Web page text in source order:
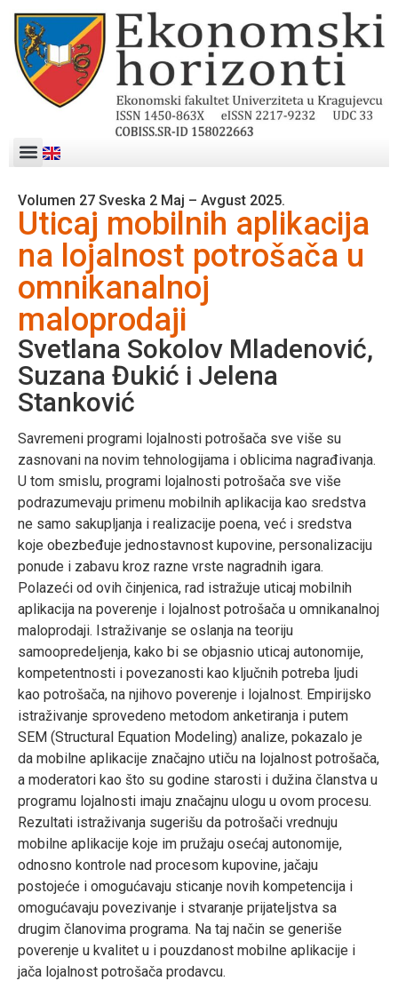
Volumen 27 Sveska 2 Maj – Avgust 2025.
Uticaj mobilnih aplikacija
na lojalnost potrošača u
omnikanalnoj
maloprodaji
Svetlana Sokolov Mladenović,
Suzana Đukić i Jelena
Stanković
Savremeni programi lojalnosti potrošača sve više su
zasnovani na novim tehnologijama i oblicima nagrađivanja.
U tom smislu, programi lojalnosti potrošača sve više
podrazumevaju primenu mobilnih aplikacija kao sredstva
ne samo sakupljanja i realizacije poena, već i sredstva
koje obezbeđuje jednostavnost kupovine, personalizaciju
ponude i zabavu kroz razne vrste nagradnih igara.
Polazeći od ovih činjenica, rad istražuje uticaj mobilnih
aplikacija na poverenje i lojalnost potrošača u omnikanalnoj
maloprodaji. Istraživanje se oslanja na teoriju
samoopredeljenja, kako bi se objasnio uticaj autonomije,
kompetentnosti i povezanosti kao ključnih potreba ljudi
kao potrošača, na njihovo poverenje i lojalnost. Empirijsko
istraživanje sprovedeno metodom anketiranja i putem
SEM (Structural Equation Modeling) analize, pokazalo je
da mobilne aplikacije značajno utiču na lojalnost potrošača,
a moderatori kao što su godine starosti i dužina članstva u
programu lojalnosti imaju značajnu ulogu u ovom procesu.
Rezultati istraživanja sugerišu da potrošači vrednuju
mobilne aplikacije koje im pružaju osećaj autonomije,
odnosno kontrole nad procesom kupovine, jačaju
postojeće i omogućavaju sticanje novih kompetencija i
omogućavaju povezivanje i stvaranje prijateljstva sa
drugim članovima programa. Na taj način se generiše
poverenje u kvalitet u i pouzdanost mobilne aplikacije i
jača lojalnost potrošača prodavcu.